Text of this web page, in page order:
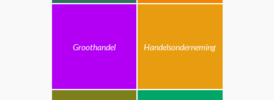
Groothandel Handelsonderneming